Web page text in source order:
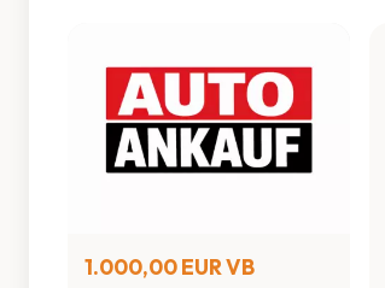
1.000,00 EUR VB